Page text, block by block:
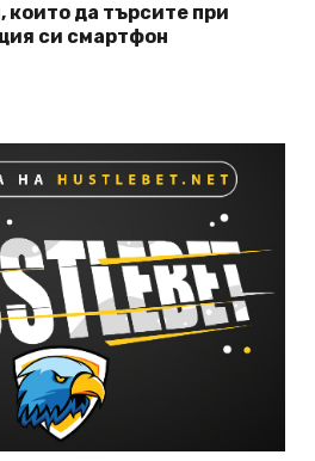
които да търсите при
си смартфон